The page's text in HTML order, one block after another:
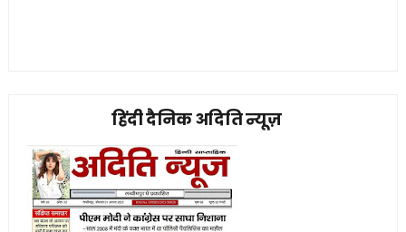
हिंदी दैनिक अदिति न्यूज़